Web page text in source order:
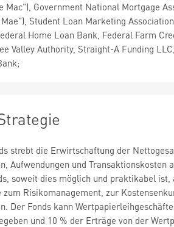
Mac"), Government National Mortgage
Student Loan Marketing
Home Loan Bank, Federal Farm
Valley Authority, Straight-A Funding
strebt die Erwirtschaftung der
Aufwendungen und
soweit dies möglich und praktikabel
zum Risikomanagement, zur
Der Fonds kann
und 10 % der Erträge von der